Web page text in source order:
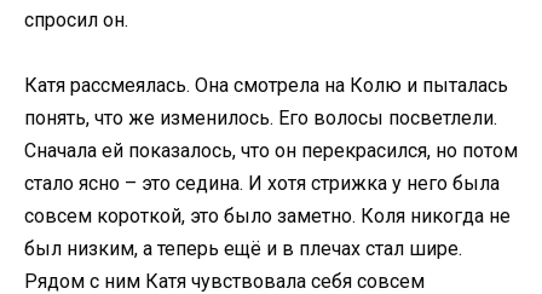
спросил он.
Катя рассмеялась. Она смотрела на Колю и пыталась
понять, что же изменилось. Его волосы посветлели.
Сначала ей показалось, что он перекрасился, но потом
стало ясно – это седина. И хотя стрижка у него была
совсем короткой, это было заметно. Коля никогда не
был низким, а теперь ещё и в плечах стал шире.
Рядом с ним Катя чувствовала себя совсем